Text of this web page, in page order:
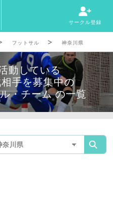
サークル登録
フットサル 神奈川県
動している
手を募集中の
・チーム の一覧